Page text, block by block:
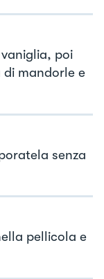
poi
mandorle e
senza
pellicola e